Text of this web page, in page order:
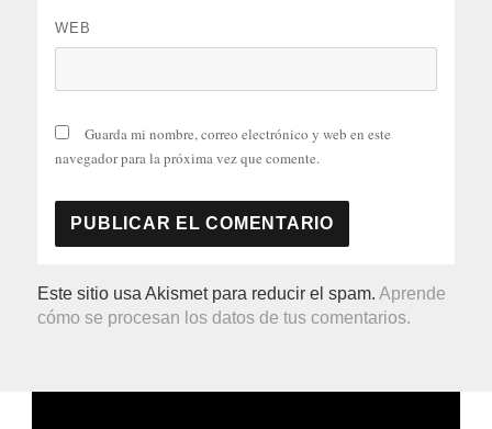
WEB
Guarda mi nombre, correo electrónico y web en este
navegador para la próxima vez que comente.
Este sitio usa Akismet para reducir el spam.Aprende
cómo se procesan los datos de tus comentarios.